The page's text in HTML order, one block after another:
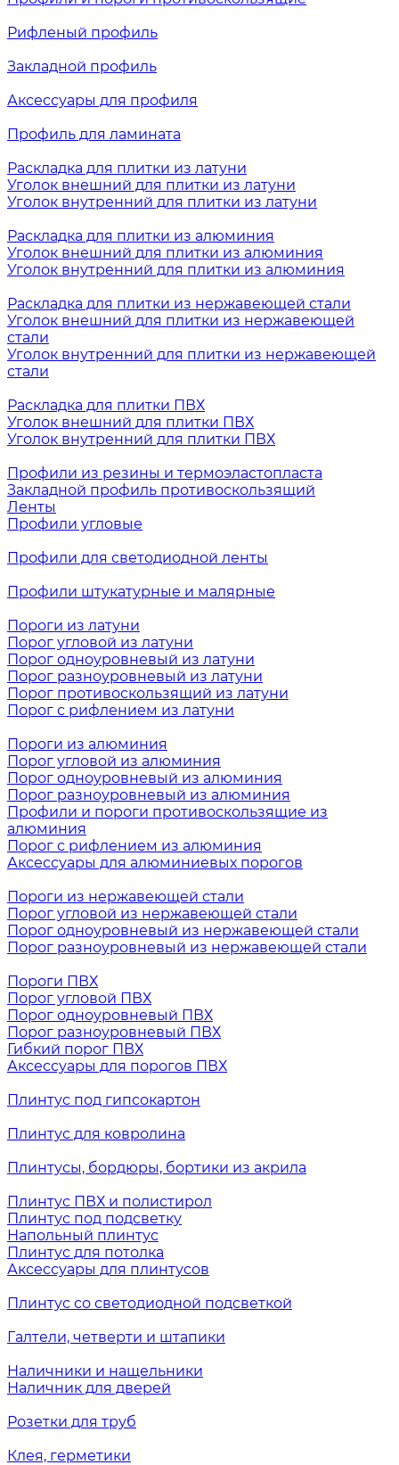
Рифленый профиль
Закладной профиль
Аксессуары для профиля
Профиль для ламината
Раскладка для плитки из латуни
Уголок внешний для плитки из латуни
Уголок внутренний для плитки из латуни
Раскладка для плитки из алюминия
Уголок внешний для плитки из алюминия
Уголок внутренний для плитки из алюминия
Раскладка для плитки из нержавеющей стали
Уголок внешний для плитки из нержавеющей
стали
Уголок внутренний для плитки из нержавеющей
стали
Раскладка для плитки ПВХ
Уголок внешний для плитки ПВХ
Уголок внутренний для плитки ПВХ
Профили из резины и термоэластопласта
Закладной профиль противоскользящий
Ленты
Профили угловые
Профили для светодиодной ленты
Профили штукатурные и малярные
Пороги из латуни
Порог угловой из латуни
Порог одноуровневый из латуни
Порог разноуровневый из латуни
Порог противоскользящий из латуни
Порог с рифлением из латуни
Пороги из алюминия
Порог угловой из алюминия
Порог одноуровневый из алюминия
Порог разноуровневый из алюминия
Профили и пороги противоскользящие из
алюминия
Порог с рифлением из алюминия
Аксессуары для алюминиевых порогов
Пороги из нержавеющей стали
Порог угловой из нержавеющей стали
Порог одноуровневый из нержавеющей стали
Порог разноуровневый из нержавеющей стали
Пороги ПВХ
Порог угловой ПВХ
Порог одноуровневый ПВХ
Порог разноуровневый ПВХ
Гибкий порог ПВХ
Аксессуары для порогов ПВХ
Плинтус под гипсокартон
Плинтус для ковролина
Плинтусы, бордюры, бортики из акрила
Плинтус ПВХ и полистирол
Плинтус под подсветку
Напольный плинтус
Плинтус для потолка
Аксессуары для плинтусов
Плинтус со светодиодной подсветкой
Галтели, четверти и штапики
Наличники и нащельники
Наличник для дверей
Розетки для труб
Клея, герметики